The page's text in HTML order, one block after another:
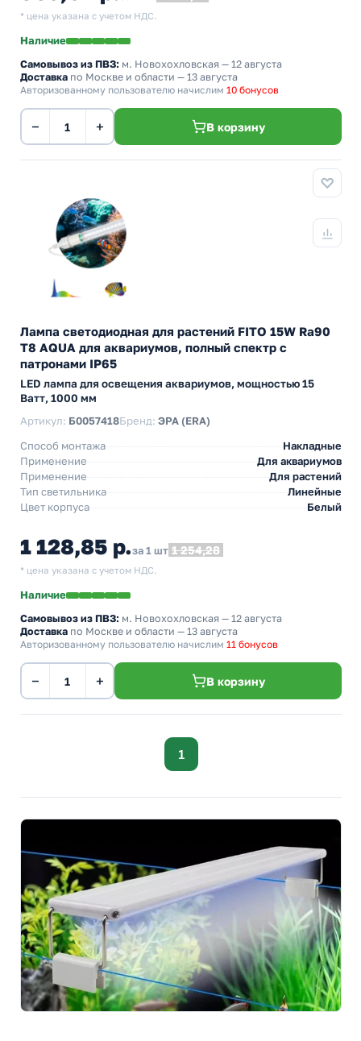
* цена указана с учетом НДС.
Наличие
Самовывоз из ПВЗ: м. Новохохловская — 12 августа
Доставка по Москве и области — 13 августа
Авторизованному пользователю начислим 10 бонусов
− + В корзину
Лампа светодиодная для растений FITO 15W Ra90
Т8 AQUA для аквариумов, полный спектр с
патронами IP65
LED лампа для освещения аквариумов, мощностью 15
Ватт, 1000 мм
Артикул: Б0057418Бренд: ЭРА (ERA)
Способ монтажа
Накладные
Применение
Для аквариумов
Применение
Для растений
Тип светильника
Линейные
Цвет корпуса
Белый
1 128,85 р.за 1 шт 1 254,28
* цена указана с учетом НДС.
Наличие
Самовывоз из ПВЗ: м. Новохохловская — 12 августа
Доставка по Москве и области — 13 августа
Авторизованному пользователю начислим 11 бонусов
− + В корзину
1